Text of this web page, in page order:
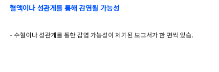
혈액이나 성관게를 통해 감염될 가능성
- 수혈이나 성관게를 통한 감염 가능성이 제기된 보고서가 한 편씩 있슴.